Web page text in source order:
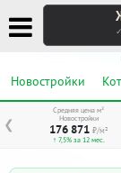
Новостройки
❮
Средняя цена м²
Новостройки
176 871 ₽/м²
↑ 7,5% за 12 мес.